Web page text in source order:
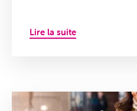
Lire la suite